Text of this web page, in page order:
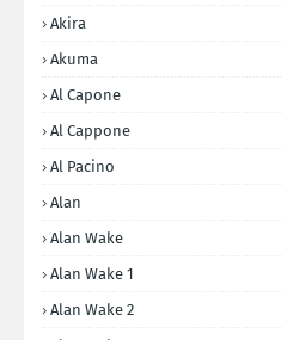
Akira
Akuma
Al Capone
Al Cappone
Al Pacino
Alan
Alan Wake
Alan Wake 1
Alan Wake 2